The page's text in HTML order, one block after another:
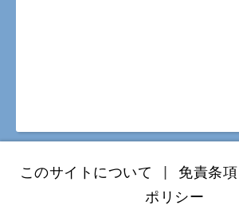
このサイトについて | 免責条項
ポリシー